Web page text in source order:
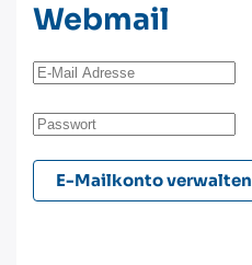
Webmail
E-Mailkonto verwalten